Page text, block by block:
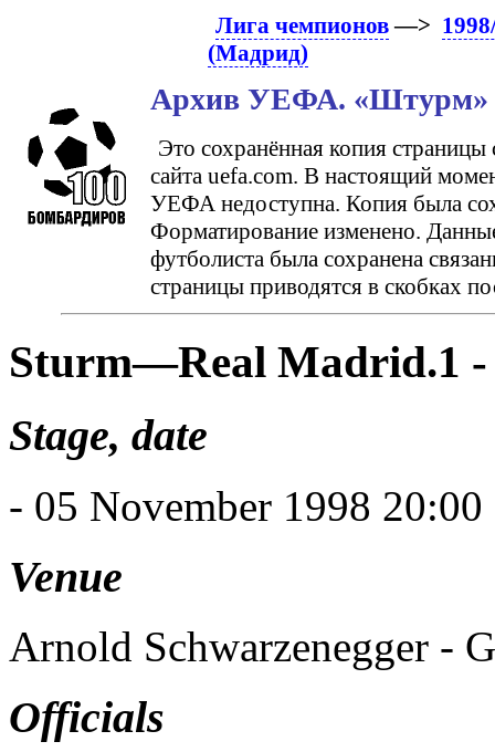
Лига чемпионов—>
(Мадрид)
Архив УЕФА. «Штурм»
Это сохранённая копия
сайта uefa.com. В настоящий
УЕФА недоступна. Копия была
Форматирование изменено.
футболиста была сохранена
страницы приводятся в скобках
Sturm—Real Madrid.1 -
Stage, date
- 05 November 1998
Venue
Arnold Schwarzenegger -
Officials